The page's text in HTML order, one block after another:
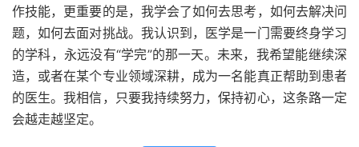
作技能，更重要的是，我学会了如何去思考，如何去解决问
题，如何去面对挑战。我认识到，医学是一门需要终身学习
的学科，永远没有“学完”的那一天。未来，我希望能继续深
造，或者在某个专业领域深耕，成为一名能真正帮助到患者
的医生。我相信，只要我持续努力，保持初心，这条路一定
会越走越坚定。